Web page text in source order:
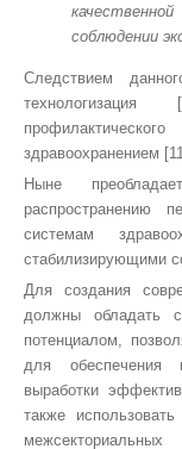
соблюдении
Следствием
здравоохранением
Ныне
распространению
системам
стабилизирующими
Для создания
должны обладать
потенциалом,
для обеспечения
выработки
также